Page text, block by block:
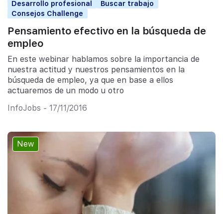
Desarrollo profesional
Buscar trabajo
Consejos Challenge
Pensamiento efectivo en la búsqueda de
empleo
En este webinar hablamos sobre la importancia de
nuestra actitud y nuestros pensamientos en la
búsqueda de empleo, ya que en base a ellos
actuaremos de un modo u otro
InfoJobs - 17/11/2016
New